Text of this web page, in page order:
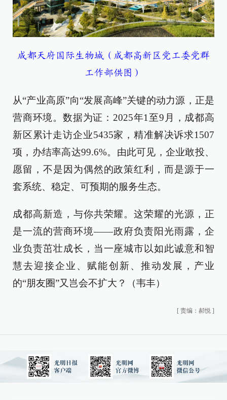
成都天府国际生物城（成都高新区党工委党群
工作部供图）
从“产业高原”向“发展高峰”关键的动力源，正是
营商环境。数据为证：2025年1至9月，成都高
新区累计走访企业5435家，精准解决诉求1507
项，办结率高达99.6%。由此可见，企业敢投、
愿留，不是因为偶然的政策红利，而是源于一
套系统、稳定、可预期的服务生态。
成都高新造，与你共荣耀。这荣耀的光源，正
是一流的营商环境——政府负责阳光雨露，企
业负责茁壮成长，当一座城市以如此诚意和智
慧去迎接企业、赋能创新、推动发展，产业
的“朋友圈”又岂会不扩大？（韦丰）
[ 责编：郝悦 ]